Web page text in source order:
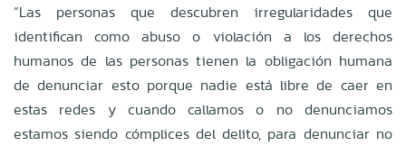
“Las personas que descubren irregularidades que
identifican como abuso o violación a los derechos
humanos de las personas tienen la obligación humana
dedenunciar esto porque nadie está libre de caer en
estas redes y cuando callamos o no denunciamos
estamos siendo cómplices del delito, para denunciar no